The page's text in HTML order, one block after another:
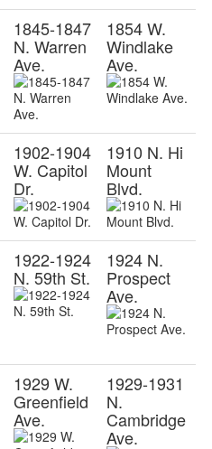
1845-1847
N. Warren
Ave.
1854 W.
Windlake
Ave.
1902-1904
W. Capitol
Dr.
1910 N. Hi
Mount
Blvd.
1922-1924
N. 59th St.
1924 N.
Prospect
Ave.
1929 W.
Greenfield
Ave.
1929-1931
N.
Cambridge
Ave.